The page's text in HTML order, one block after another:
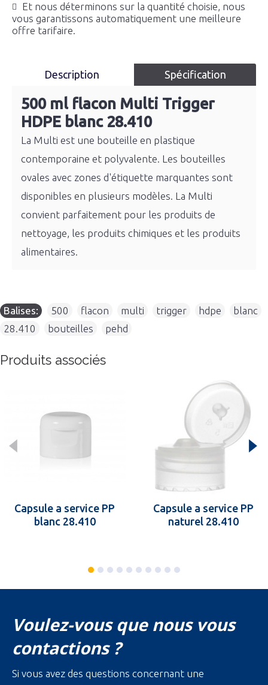
Et nous déterminons sur la quantité choisie, nous
vous garantissons automatiquement une meilleure
offre tarifaire.
Description Spécification
500 ml flacon Multi Trigger
HDPE blanc 28.410
La Multi est une bouteille en plastique
contemporaine et polyvalente. Les bouteilles
ovales avec zones d'étiquette marquantes sont
disponibles en plusieurs modèles. La Multi
convient parfaitement pour les produits de
nettoyage, les produits chimiques et les produits
alimentaires.
Balises: 500 flacon multi trigger hdpe blanc
28.410
bouteilles pehd
Produits associés
Capsule a service PP
blanc 28.410
Capsule a service PP
naturel 28.410
Voulez-vous que nous vous
contactions ?
Si vous avez des questions concernant une